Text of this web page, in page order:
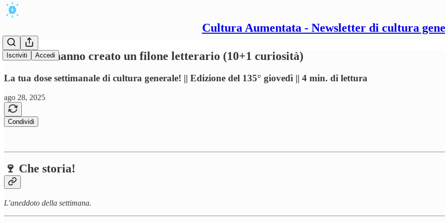
Cultura Aumentata - Newsletter di cultura
Iscriviti Accedi
Libri che hanno creato un filone letterario (10+1 curiosità)
La tua dose settimanale di cultura generale! || Edizione del 135° giovedì || 4 min. di lettura
ago 28, 2025
Condividi
🍷 Che storia!
L’aneddoto della settimana.